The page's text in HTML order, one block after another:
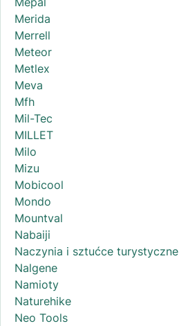
Merida
Merrell
Meteor
Metlex
Meva
Mfh
Mil-Tec
MILLET
Milo
Mizu
Mobicool
Mondo
Mountval
Nabaiji
Naczynia i sztućce turystyczne
Nalgene
Namioty
Naturehike
Neo Tools